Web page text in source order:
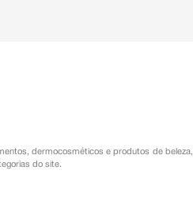
,dermocosméticos e produtos de beleza,
do site.